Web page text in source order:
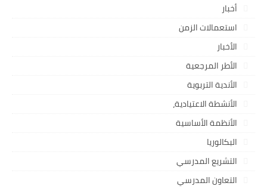
أخبار
استعمالات الزمن
الأخبار
الأطر المرجعية
الأندية التربوية
الأنشطة الاعتيادية،
الأنظمة الأساسية
البكالوريا
التشريع المدرسي
التعاون المدرسي